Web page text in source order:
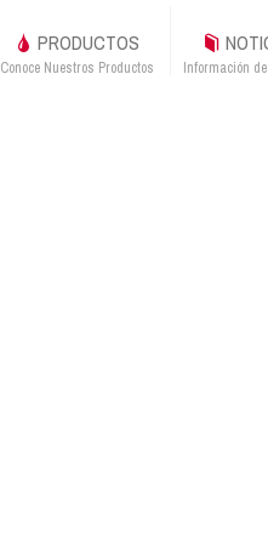
PRODUCTOS
Conoce Nuestros Productos Información